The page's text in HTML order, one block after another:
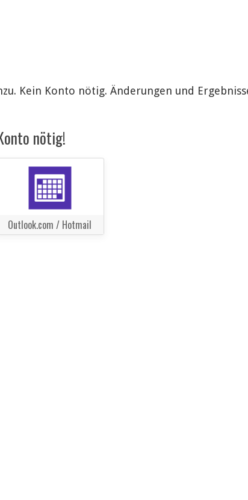
Kein Konto nötig. Änderungen und
nötig!
Outlook.com / Hotmail